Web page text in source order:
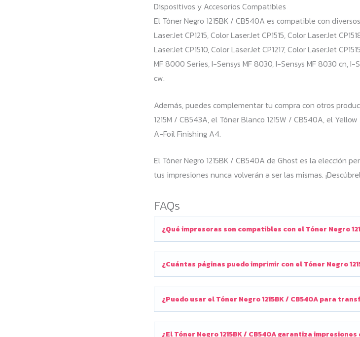
Dispositivos y Accesorios Compatibles
El Tóner Negro 1215BK / CB540A es compatible con
LaserJet CP1215, Color LaserJet CP1515, Color LaserJet
LaserJet CP1510, Color LaserJet CP1217, Color LaserJet
MF 8000 Series, I-Sensys MF 8030, I-Sensys MF 8030 cn,
cw.
Además, puedes complementar tu compra con otros
1215M / CB543A, el Tóner Blanco 1215W / CB540A, el
A-Foil Finishing A4.
El Tóner Negro 1215BK / CB540A de Ghost es la elección
tus impresiones nunca volverán a ser las mismas.
FAQs
¿Qué impresoras son compatibles con el Tóner Negro
¿Cuántas páginas puedo imprimir con el Tóner Negro
¿Puedo usar el Tóner Negro 1215BK / CB540A para
¿El Tóner Negro 1215BK / CB540A garantiza